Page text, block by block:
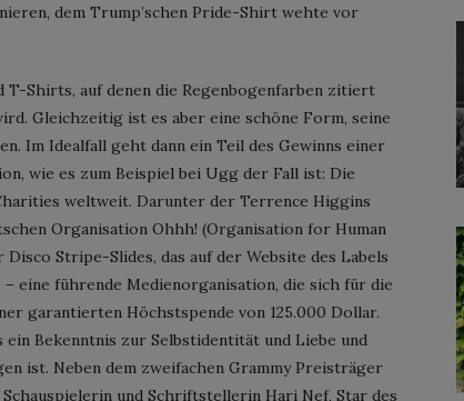
dem Trump’schen Pride-Shirt wehte vor
T-Shirts, auf denen die Regenbogenfarben zitiert
Gleichzeitig ist es aber eine schöne Form, seine
Im Idealfall geht dann ein Teil des Gewinns einer
wie es zum Beispiel bei Ugg der Fall ist: Die
weltweit. Darunter der Terrence Higgins
Organisation Ohhh! (Organisation for Human
Stripe-Slides, das auf der Website des Labels
eine führende Medienorganisation, die sich für die
garantierten Höchstspende von 125.000 Dollar.
Bekenntnis zur Selbstidentität und Liebe und
ist. Neben dem zweifachen Grammy Preisträger
und Schriftstellerin Hari Nef, Star des